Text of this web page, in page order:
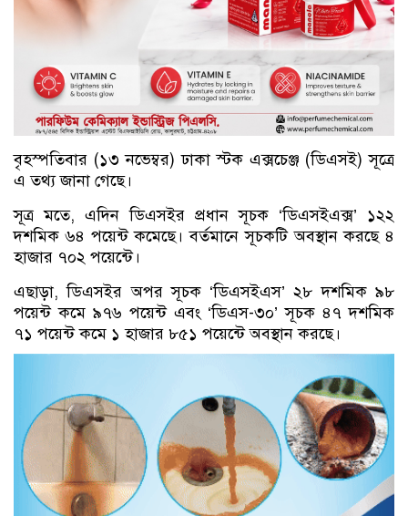
বৃহস্পতিবার (১৩ নভেম্বর) ঢাকা স্টক এক্সচেঞ্জ (ডিএসই) সূত্রে
এ তথ্য জানা গেছে।
সূত্র মতে, এদিন ডিএসইর প্রধান সূচক ‘ডিএসইএক্স’ ১২২
দশমিক ৬৪ পয়েন্ট কমেছে। বর্তমানে সূচকটি অবস্থান করছে ৪
হাজার ৭০২ পয়েন্টে।
এছাড়া, ডিএসইর অপর সূচক ‘ডিএসইএস’ ২৮ দশমিক ৯৮
পয়েন্ট কমে ৯৭৬ পয়েন্ট এবং ‘ডিএস-৩০’ সূচক ৪৭ দশমিক
৭১ পয়েন্ট কমে ১ হাজার ৮৫১ পয়েন্টে অবস্থান করছে।